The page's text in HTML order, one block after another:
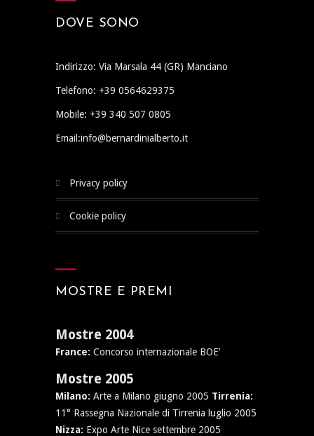
DOVE SONO
Indirizzo: Via Marsala 44 (GR) Manciano
Telefono: +39 0564629375
Mobile: +39 340 507 0805
Email:info@bernardinialberto.it
privacy policy
cookie policy
MOSTRE E PREMI
Mostre 2004
France: Concorso internazionale BOE’
Mostre 2005
Milano: Arte a Milano giugno 2005 Tirrenia:
11° Rassegna Nazionale di Tirrenia luglio 2005
Nizza: Expo Arte Nice settembre 2005